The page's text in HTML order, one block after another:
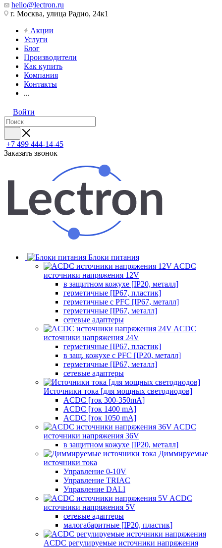
hello@lectron.ru
г. Москва, улица Радио, 24к1
Акции
Услуги
Блог
Производители
Как купить
Компания
Контакты
...
Войти
+7 499 444-14-45
Заказать звонок
Блоки питания
ACDC
источники напряжения 12V
в защитном кожухе [IP20, металл]
герметичные [IP67, пластик]
герметичные с PFC [IP67, металл]
герметичные [IP67, металл]
сетевые адаптеры
ACDC
источники напряжения 24V
герметичные [IP67, пластик]
в защ. кожухе с PFC [IP20, металл]
герметичные [IP67, металл]
сетевые адаптеры
Источники тока [для мощных светодиодов]
ACDC [ток 300-350mA]
ACDC [ток 1400 mA]
ACDC [ток 1050 mA]
ACDC
источники напряжения 36V
в защитном кожухе [IP20, металл]
Диммируемые
источники тока
Управление 0-10V
Управление TRIAC
Управление DALI
ACDC
источники напряжения 5V
сетевые адаптеры
малогабаритные [IP20, пластик]
ACDC регулируемые источники напряжения